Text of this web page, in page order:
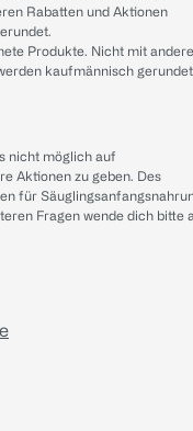
Rabatten und Aktionen
Produkte. Nicht mit
kaufmännisch
nicht möglich auf
Aktionen zu geben. Des
für
Fragen wende dich bitte